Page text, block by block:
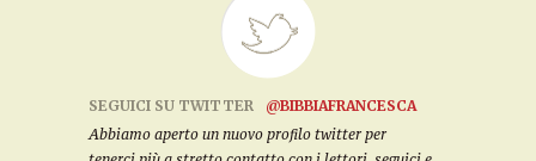
SEGUICI SU TWITTER
@BIBBIAFRANCESCA
Abbiamo aperto un nuovo profilo twitter per